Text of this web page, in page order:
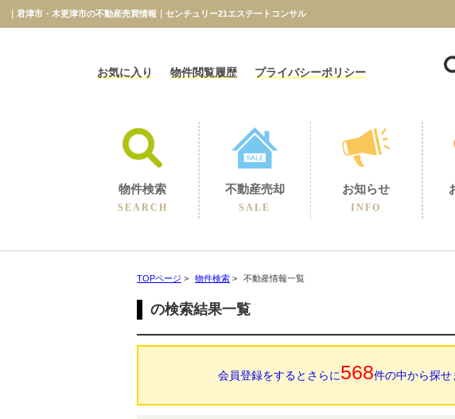
｜君津市・木更津市の不動産売買情報｜センチュリー21エステートコンサル
お気に入り 物件閲覧履歴 プライバシーポリシー
物件検索
SEARCH
不動産売却
SALE
お知らせ
INFO
TOPページ > 物件検索 > 不動産情報一覧
の検索結果一覧
会員登録をするとさらに568件の中から探せ